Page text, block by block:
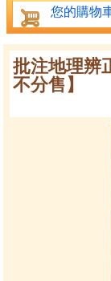
您的購物
批注地理辨
不分售】